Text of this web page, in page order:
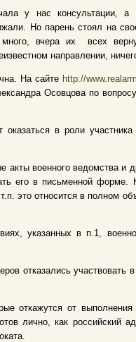
у нас консультации, а
Но парень стоял на
много, вчера их всех
направлении,
На сайте http://
Осовцова по
в роли участника
военного ведомства и
его в письменной форме.
это относится в полном
указанных в п.1,
отказались участвовать
откажутся от выполнения
лично, как российский